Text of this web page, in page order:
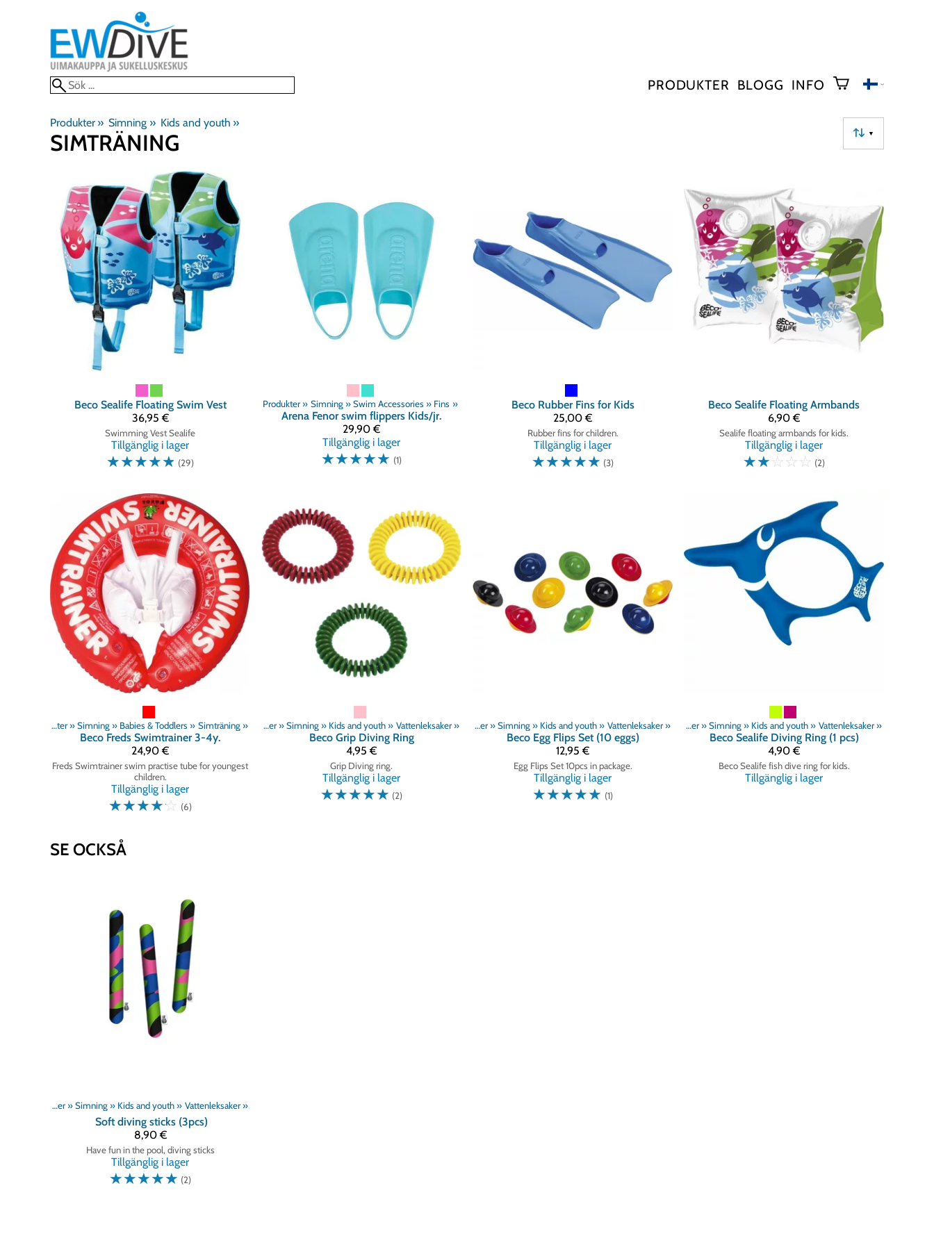
PRODUKTER BLOGG INFO
Produkter ‪» Simning ‪» Kids and youth ‪»
▼
SIMTRÄNING
Beco Sealife Floating Swim Vest
36,95 €
Swimming Vest Sealife
Tillgänglig i lager
☆☆☆☆☆ (29)
Produkter‪» Simning ‪»Swim Accessories ‪» Fins ‪»
Arena Fenor swim flippers Kids/jr.
29,90 €
Tillgänglig i lager
☆☆☆☆☆ (1)
Beco Rubber Fins for Kids
25,00 €
Rubber fins for children.
Tillgänglig i lager
☆☆☆☆☆ (3)
Beco Sealife Floating Armbands
6,90 €
Sealife floating armbands for kids.
Tillgänglig i lager
☆☆☆ ☆ ☆ (2)
Produkter ‪» Simning‪» Babies & Toddlers ‪» Simträning ‪»
Beco Freds Swimtrainer 3-4y.
24,90 €
Freds Swimtrainer swim practise tube for youngest
children.
Tillgänglig i lager
☆☆☆☆☆ (6)
Produkter ‪» Simning‪» Kids and youth ‪» Vattenleksaker ‪»
Beco Grip Diving Ring
4,95 €
Grip Diving ring.
Tillgänglig i lager
☆☆☆☆☆ (2)
Produkter ‪» Simning‪» Kids and youth ‪» Vattenleksaker ‪»
Beco Egg Flips Set (10 eggs)
12,95 €
Egg Flips Set 10pcs in package.
Tillgänglig i lager
☆☆☆☆☆ (1)
Produkter ‪» Simning‪» Kids and youth ‪» Vattenleksaker ‪»
Beco Sealife Diving Ring (1 pcs)
4,90 €
Beco Sealife fish dive ring for kids.
Tillgänglig i lager
SE OCKSÅ
Produkter ‪» Simning‪» Kids and youth ‪» Vattenleksaker ‪»
Soft diving sticks (3pcs)
8,90 €
Have fun in the pool, diving sticks
Tillgänglig i lager
☆☆☆☆☆ (2)